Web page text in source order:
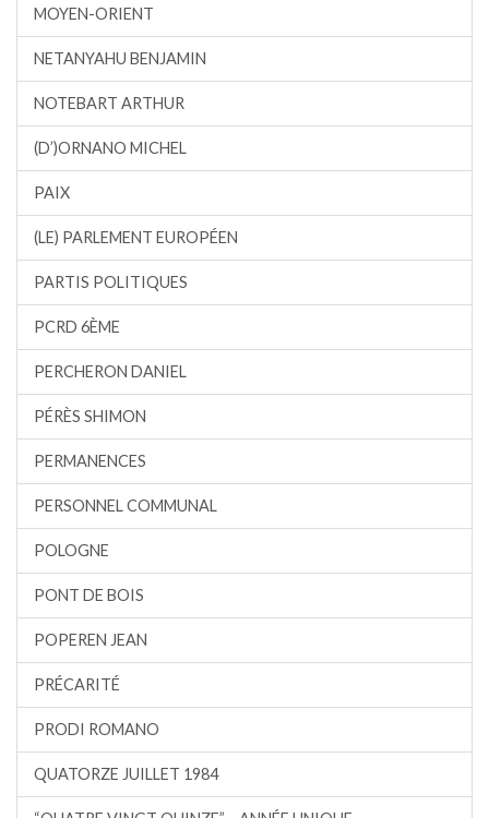
MOYEN-ORIENT
NETANYAHU BENJAMIN
NOTEBART ARTHUR
(D’)ORNANO MICHEL
PAIX
(LE) PARLEMENT EUROPÉEN
PARTIS POLITIQUES
PCRD 6ÈME
PERCHERON DANIEL
PÉRÈS SHIMON
PERMANENCES
PERSONNEL COMMUNAL
POLOGNE
PONT DE BOIS
POPEREN JEAN
PRÉCARITÉ
PRODI ROMANO
QUATORZE JUILLET 1984